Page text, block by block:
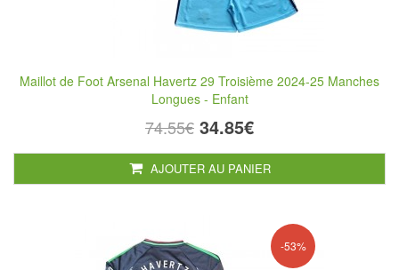
Maillot de Foot Arsenal Havertz 29 Troisième 2024-25 Manches
Longues - Enfant
74.55€ 34.85€
AJOUTER AU PANIER
-53%